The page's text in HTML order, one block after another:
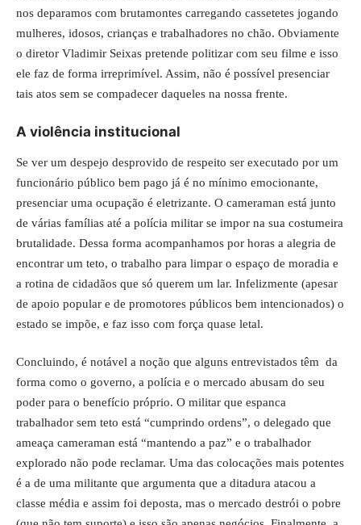
nos deparamos com brutamontes carregando cassetetes jogando
mulheres, idosos, crianças e trabalhadores no chão. Obviamente
o diretor Vladimir Seixas pretende politizar com seu filme e isso
ele faz de forma irreprimível. Assim, não é possível presenciar
tais atos sem se compadecer daqueles na nossa frente.
A violência institucional
Se ver um despejo desprovido de respeito ser executado por um
funcionário público bem pago já é no mínimo emocionante,
presenciar uma ocupação é eletrizante. O cameraman está junto
de várias famílias até a polícia militar se impor na sua costumeira
brutalidade. Dessa forma acompanhamos por horas a alegria de
encontrar um teto, o trabalho para limpar o espaço de moradia e
a rotina de cidadãos que só querem um lar. Infelizmente (apesar
de apoio popular e de promotores públicos bem intencionados) o
estado se impõe, e faz isso com força quase letal.
Concluindo, é notável a noção que alguns entrevistados têm da
forma como o governo, a polícia e o mercado abusam do seu
poder para o benefício próprio. O militar que espanca
trabalhador sem teto está “cumprindo ordens”, o delegado que
ameaça cameraman está “mantendo a paz” e o trabalhador
explorado não pode reclamar. Uma das colocações mais potentes
é a de uma militante que argumenta que a ditadura atacou a
classe média e assim foi deposta, mas o mercado destrói o pobre